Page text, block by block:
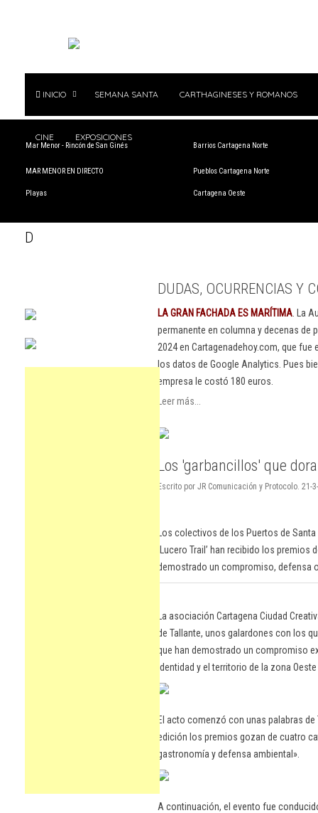
INICIO SEMANA SANTA CARTHAGINESES Y ROMANOS
CINE EXPOSICIONES
Mar Menor - Rincón de San Ginés
MAR MENOR EN DIRECTO
Playas
Barrios Cartagena Norte
Pueblos Cartagena Norte
Cartagena Oeste
D
DUDAS, OCURRENCIAS Y
LA GRAN FACHADA ES MARÍTIMA . La
permanente en columna y decenas
2024 en Cartagenadehoy.com, que
los datos de Google Analytics. Pues
empresa le costó 180 euros.
Leer más...
Los 'garbancillos' que
Escrito por JR Comunicación y Protocolo. 21-
Los colectivos de los Puertos de
‘Lucero Trail’ han recibido los
demostrado un compromiso, defensa
La asociación Cartagena Ciudad
de Tallante, unos galardones con los
que han demostrado un compromiso
identidad y el territorio de la zona
El acto comenzó con unas palabras
edición los premios gozan de cuatro
gastronomía y defensa ambiental».
A continuación, el evento fue